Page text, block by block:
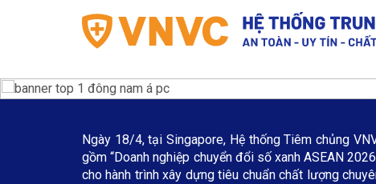
Ngày 18/4, tại Singapore, Hệ thống Tiêm chủng
gồm “Doanh nghiệp chuyển đổi số xanh ASEAN
cho hành trình xây dựng tiêu chuẩn chất lượng